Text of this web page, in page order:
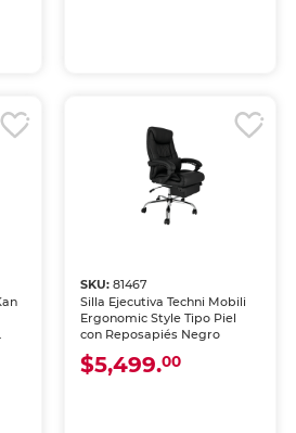
SKU: 81467
Silla Ejecutiva Techni Mobili
Ergonomic Style Tipo Piel
con Reposapiés Negro
$5,499.00